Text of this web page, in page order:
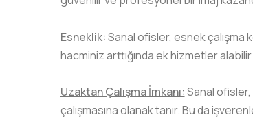
Esneklik:Sanal ofisler, esnek çalışma
hacminiz arttığında ek hizmetler
Uzaktan Çalışma İmkanı:Sanal ofisler,
çalışmasına olanak tanır. Bu da